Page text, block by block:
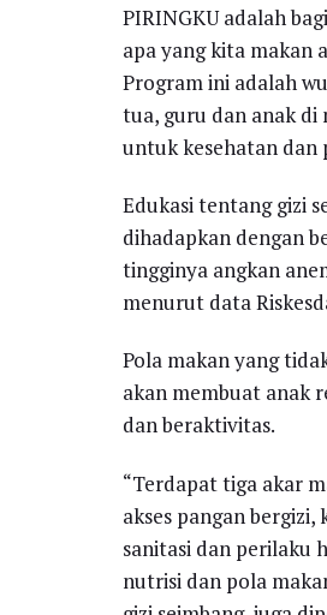
PIRINGKU adalah
apa yang kita makan
Program ini adalah
tua, guru dan anak di
untuk kesehatan dan
Edukasi tentang gizi
dihadapkan dengan
tingginya angkan
menurut data
Pola makan yang
akan membuat anak
dan beraktivitas.
“Terdapat tiga akar
akses pangan
sanitasi dan perilaku
nutrisi dan pola